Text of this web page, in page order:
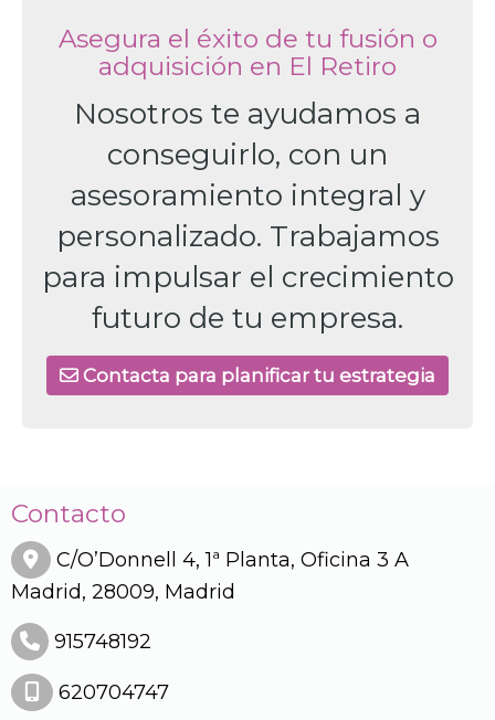
Asegura el éxito de tu fusión o
adquisición en El Retiro
Nosotros te ayudamos a
conseguirlo, con un
asesoramiento integral y
personalizado. Trabajamos
para impulsar el crecimiento
futuro de tu empresa.
Contacta para planificar tu estrategia
Contacto
C/O’Donnell 4, 1ª Planta, Oficina 3 A
Madrid, 28009, Madrid
915748192
620704747